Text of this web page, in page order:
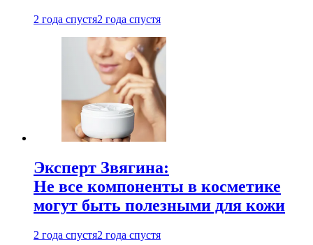
2 года спустя2 года спустя
Эксперт Звягина:
Не все компоненты в косметике
могут быть полезными для кожи
2 года спустя2 года спустя